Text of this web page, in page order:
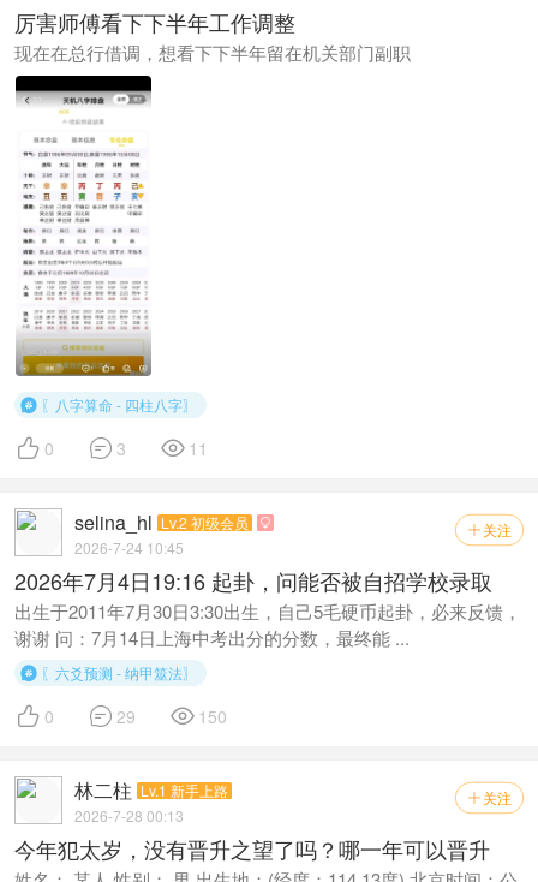
厉害师傅看下下半年工作调整
现在在总行借调，想看下下半年留在机关部门副职
 〖八字算命 - 四柱八字〗
 0  3  11
 关注
selina_hl Lv.2 初级会员 
2026-7-24 10:45
2026年7月4日19:16 起卦，问能否被自招学校录取
出生于2011年7月30日3:30出生，自己5毛硬币起卦，必来反馈，
谢谢 问：7月14日上海中考出分的分数，最终能 ...
 〖六爻预测 - 纳甲筮法〗
 0  29  150
 关注
林二柱 Lv.1 新手上路
2026-7-28 00:13
今年犯太岁，没有晋升之望了吗？哪一年可以晋升